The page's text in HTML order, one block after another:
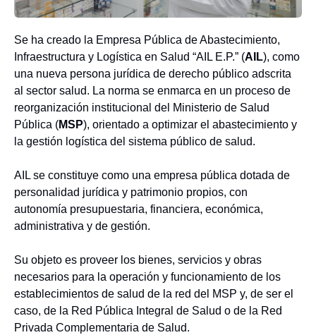
Se ha creado la Empresa Pública de Abastecimiento,
Infraestructura y Logística en Salud “AIL E.P.” (AIL), como
una nueva persona jurídica de derecho público adscrita
al sector salud. La norma se enmarca en un proceso de
reorganización institucional del Ministerio de Salud
Pública (MSP), orientado a optimizar el abastecimiento y
la gestión logística del sistema público de salud.
AIL se constituye como una empresa pública dotada de
personalidad jurídica y patrimonio propios, con
autonomía presupuestaria, financiera, económica,
administrativa y de gestión.
Su objeto es proveer los bienes, servicios y obras
necesarios para la operación y funcionamiento de los
establecimientos de salud de la red del MSP y, de ser el
caso, de la Red Pública Integral de Salud o de la Red
Privada Complementaria de Salud.